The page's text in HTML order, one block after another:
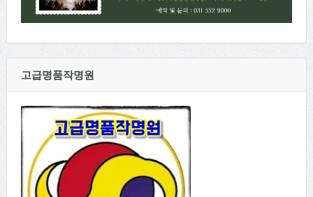
고급명품작명원